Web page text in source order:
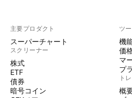
主要プロダクト
スーパーチャート
スクリーナー
株式
ETF
債券
暗号コイン
ツ
機
価
マ
プ
ト
概